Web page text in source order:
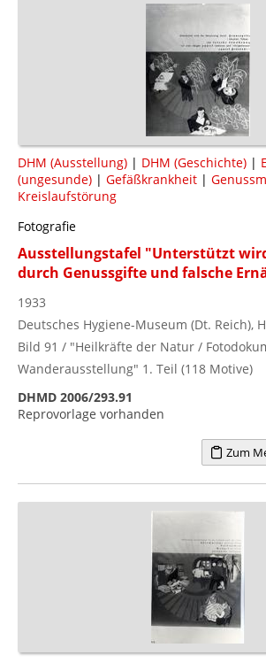
DHM (Ausstellung) | DHM (Geschichte) |
(ungesunde) | Gefäßkrankheit |
Kreislaufstörung
Fotografie
Ausstellungstafel "Unterstützt
durch Genussgifte und falsche
1933
Deutsches Hygiene-Museum (Dt. Reich),
Bild 91 / "Heilkräfte der Natur /
Wanderausstellung" 1. Teil (118 Motive)
DHMD 2006/293.91
Reprovorlage vorhanden
Zum